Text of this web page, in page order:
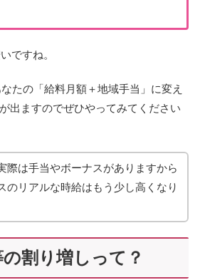
ですね。
たの「給料月額＋地域手当」に変え
出ますのでぜひやってみてください
際は手当やボーナスがありますから
のリアルな時給はもう少し高くなり
割り増しって？